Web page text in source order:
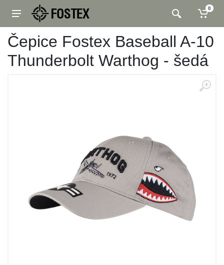
0
Čepice Fostex Baseball A-10
Thunderbolt Warthog - šedá